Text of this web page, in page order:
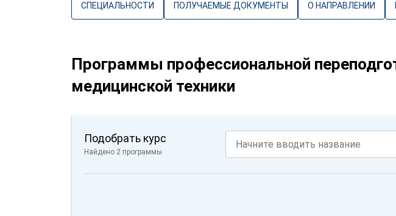
СПЕЦИАЛЬНОСТИ ПОЛУЧАЕМЫЕ ДОКУМЕНТЫ О НАПРАВЛЕНИИ
Программы профессиональной
медицинской техники
Подобрать курс
Найдено 2 программы